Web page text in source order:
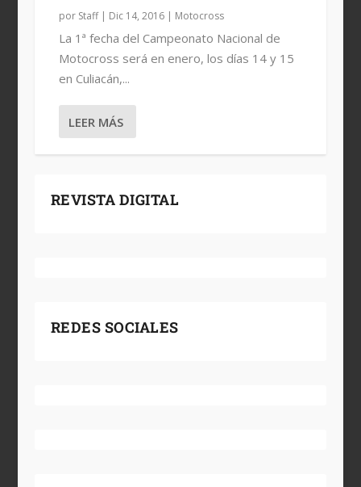
por Staff| Dic 14, 2016| Motocross
La 1ª fecha del Campeonato Nacional de
Motocross será en enero, los días 14 y 15
en Culiacán,...
LEER MÁS
REVISTA DIGITAL
REDES SOCIALES